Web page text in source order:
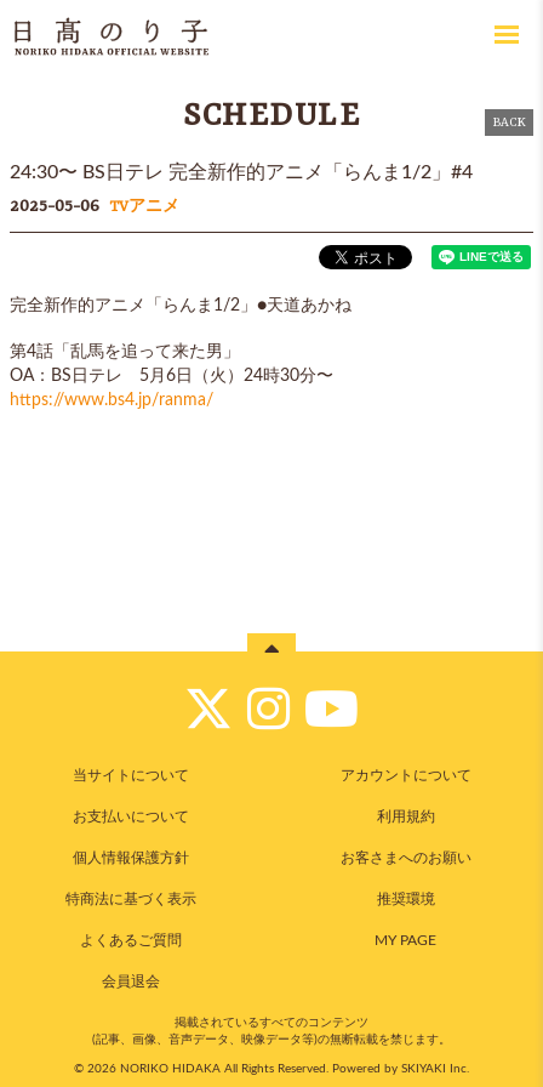
SCHEDULE BACK
24:30〜 BS日テレ 完全新作的アニメ「らんま1/2」#4
2025-05-06 TVアニメ
完全新作的アニメ「らんま1/2」●天道あかね
第4話「乱馬を追って来た男」
OA：BS日テレ 5月6日（火）24時30分〜
https://www.bs4.jp/ranma/
当サイトについて アカウントについて
お支払いについて 利用規約
個人情報保護方針 お客さまへのお願い
特商法に基づく表示 推奨環境
よくあるご質問 MY PAGE
会員退会
掲載されているすべてのコンテンツ
(記事、画像、音声データ、映像データ等)の無断転載を禁じます。
© 2026 NORIKO HIDAKA All Rights Reserved. Powered by SKIYAKI Inc.